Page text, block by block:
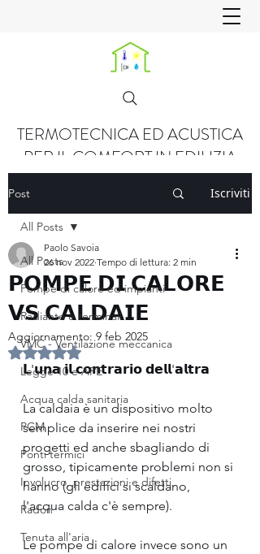
TERMOTECNICA ED ACUSTICA
PER IL COMFORT IN EDILIZIA
Post Iscriviti
All Posts
Pompe di calore ed impianti
Radiante e terminali
VMC - Ventilazione meccanica
Legge 10 e APE
Acqua calda sanitaria
PCM
Ponti termici
Involucro, prestazioni e difetti
Radon
Tenuta all'aria
All Posts
𝗣𝗢𝗠𝗣𝗘 𝗗𝗜 𝗖𝗔𝗟𝗢𝗥𝗘
𝗩𝗦 𝗖𝗔𝗟𝗗𝗔𝗜𝗘
Paolo Savoia
26 nov 2022 Tempo di lettura: 2 min
Aggiornamento:9 feb 2025
Valutazione NaN stelle su 5.
𝗟'𝘂𝗻𝗮 𝗶𝗹 𝗰𝗼𝗻𝘁𝗿𝗮𝗿𝗶𝗼 𝗱𝗲𝗹𝗹'𝗮𝗹𝘁𝗿𝗮
La caldaia è un dispositivo molto
semplice da inserire nei nostri
progetti ed anche sbagliando di
grosso, tipicamente problemi non si
hanno (gli edifici si scaldano,
l'acqua calda c'è sempre).
Le pompe di calore invece sono un